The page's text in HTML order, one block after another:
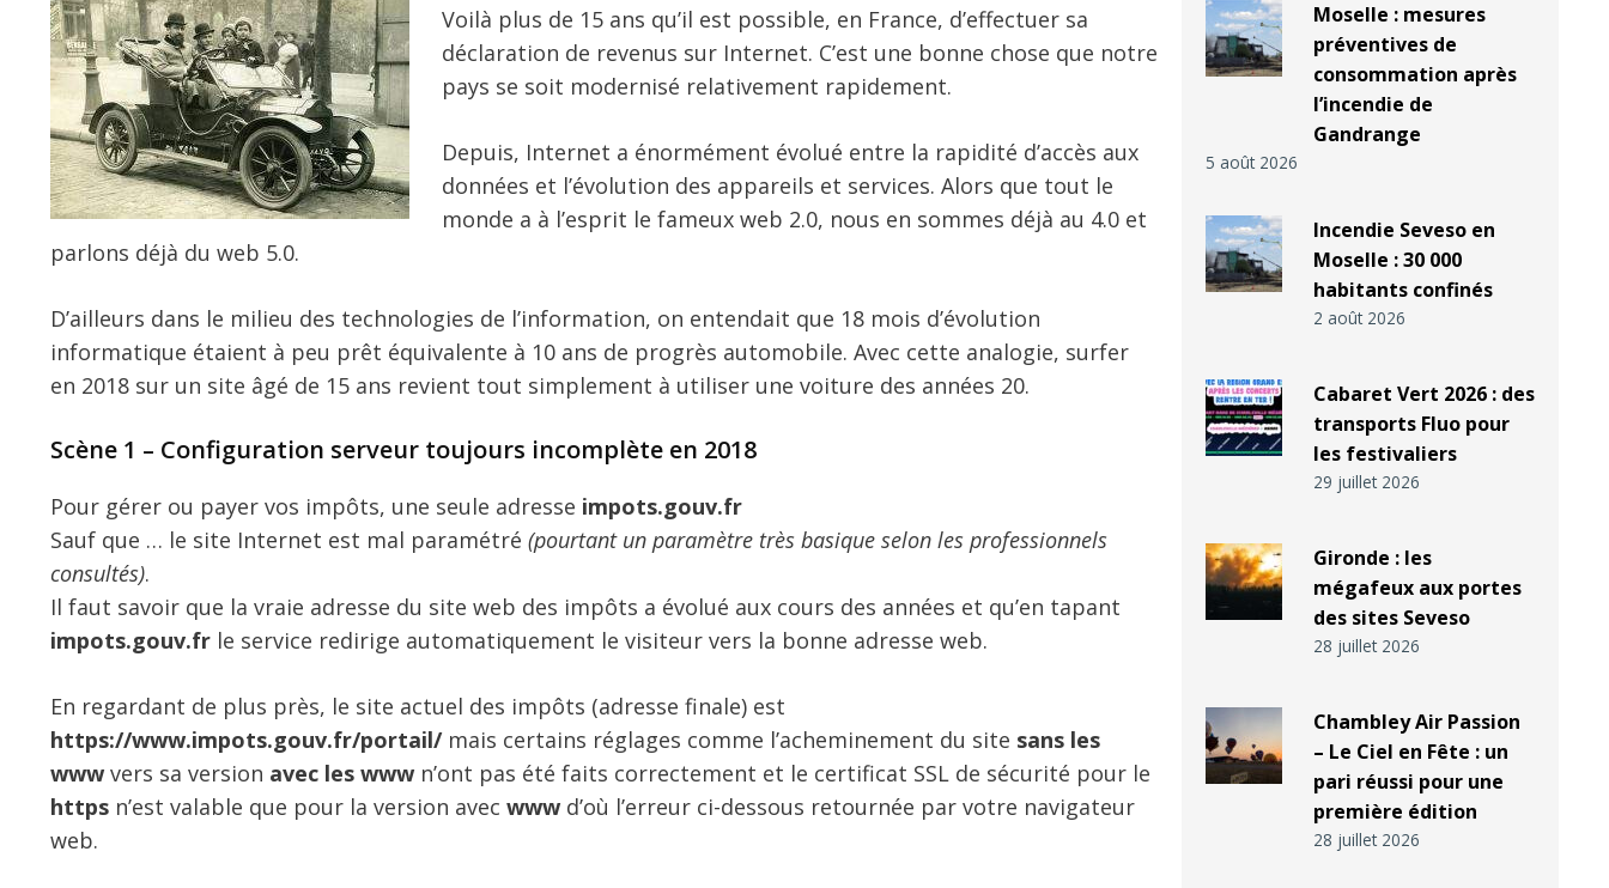
Voilà plus de 15 ans qu’il est possible, en France, d’effectuer sa
déclaration de revenus sur Internet. C’est une bonne chose que notre
pays se soit modernisé relativement rapidement.
Depuis, Internet a énormément évolué entre la rapidité d’accès aux
données et l’évolution des appareils et services. Alors que tout le
monde a à l’esprit le fameux web 2.0, nous en sommes déjà au 4.0 et
parlons déjà du web 5.0.
D’ailleurs dans le milieu des technologies de l’information, on entendait que 18 mois d’évolution
informatique étaient à peu prêt équivalente à 10 ans de progrès automobile. Avec cette analogie, surfer
en 2018 sur un site âgé de 15 ans revient tout simplement à utiliser une voiture des années 20.
Scène 1 – Configuration serveur toujours incomplète en 2018
Pour gérer ou payer vos impôts, une seule adresse impots.gouv.fr
Sauf que … le site Internet est mal paramétré (pourtant un paramètre très basique selon les professionnels
consultés).
Il faut savoir que la vraie adresse du site web des impôts a évolué aux cours des années et qu’en tapant
impots.gouv.fr le service redirige automatiquement le visiteur vers la bonne adresse web.
En regardant de plus près, le site actuel des impôts (adresse finale) est
https://www.impots.gouv.fr/portail/mais certains réglages comme l’acheminement du site sans les
www vers sa version avec les www n’ont pas été faits correctement et le certificat SSL de sécurité pour le
https n’est valable que pour la version avec www d’où l’erreur ci-dessous retournée par votre navigateur
web.
Moselle : mesures
préventives de
consommation après
l’incendie de
Gandrange
5 août 2026
Incendie Seveso en
Moselle : 30 000
habitants confinés
2 août 2026
Cabaret Vert 2026 : des
transports Fluo pour
les festivaliers
29 juillet 2026
Gironde : les
mégafeux aux portes
des sites Seveso
28 juillet 2026
Chambley Air Passion
– Le Ciel en Fête : un
pari réussi pour une
première édition
28 juillet 2026